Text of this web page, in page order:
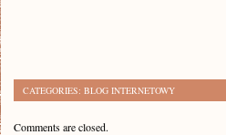
CATEGORIES: BLOG INTERNETOWY
Comments are closed.